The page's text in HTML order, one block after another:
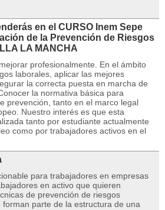
en el CURSO Inem Sepe
de la Prevención de Riesgos
LA MANCHA
profesionalmente. En el ámbito
laborales, aplicar las mejores
la correcta puesta en marcha de
la normativa básica para
prevención, tanto en el marco legal
Nuestro interés es que esta
tanto por estudiante actualmente
como por trabajadores activos en el
para trabajadores en empresas
en activo que quieren
de prevención de riesgos
parte de la estructura de una